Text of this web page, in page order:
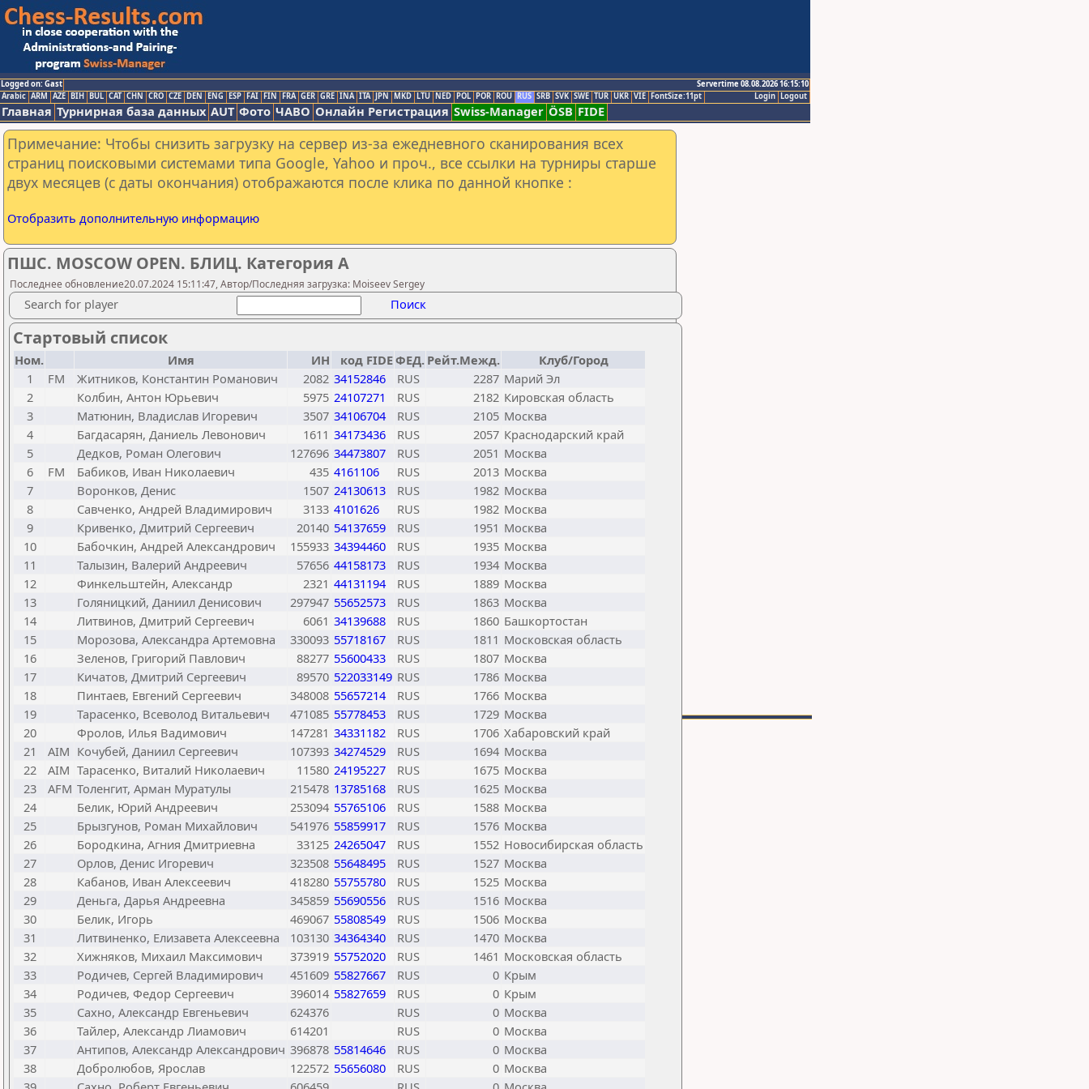
Logged on: Gast
Servertime 08.08.2026 16:15:10
Logout
Login
Arabic ARM AZE BIH BUL CAT CHN CRO CZE DEN ENG ESP FAI FIN FRA GER GRE INA ITA JPN MKD LTU NED POL POR ROU RUS SRB SVK SWE TUR UKR VIE FontSize:11pt
Главная Турнирная база данных AUT Фото ЧАВО Онлайн Регистрация Swiss-Manager ÖSB FIDE
Примечание: Чтобы снизить загрузку на сервер из-за ежедневного сканирования всех
страниц поисковыми системами типа Google, Yahoo и проч., все ссылки на турниры старше
двух месяцев (с даты окончания) отображаются после клика по данной кнопке :
Отобразить дополнительную информацию
ПШС. MOSCOW OPEN. БЛИЦ. Категория А
Последнее обновление20.07.2024 15:11:47, Автор/Последняя загрузка: Moiseev Sergey
Search for player Поиск
Стартовый список
Ном. Имя ИН код FIDEФЕД. Рейт.Межд.
Клуб/Город
1
FM Житников, Константин Романович 2082 34152846 RUS 2287 Марий Эл
2
Колбин, Антон Юрьевич 5975 24107271 RUS 2182 Кировская область
3
Матюнин, Владислав Игоревич 3507 34106704 RUS 2105 Москва
4
Багдасарян, Даниель Левонович 1611 34173436 RUS 2057 Краснодарский край
5
Дедков, Роман Олегович 127696 34473807 RUS 2051 Москва
6
FM Бабиков, Иван Николаевич 435 4161106 RUS 2013 Москва
7
Воронков, Денис 1507 24130613 RUS 1982 Москва
8
Савченко, Андрей Владимирович 3133 4101626 RUS 1982 Москва
9
Кривенко, Дмитрий Сергеевич 20140 54137659 RUS 1951 Москва
10
Бабочкин, Андрей Александрович 155933 34394460 RUS 1935 Москва
11
Талызин, Валерий Андреевич 57656 44158173 RUS 1934 Москва
12
Финкельштейн, Александр 2321 44131194 RUS 1889 Москва
13
Голяницкий, Даниил Денисович 297947 55652573 RUS 1863 Москва
14
Литвинов, Дмитрий Сергеевич 6061 34139688 RUS 1860 Башкортостан
15
Морозова, Александра Артемовна 330093 55718167 RUS 1811 Московская область
16
Зеленов, Григорий Павлович 88277 55600433 RUS 1807 Москва
17
Кичатов, Дмитрий Сергеевич 89570 522033149 RUS 1786 Москва
18
Пинтаев, Евгений Сергеевич 348008 55657214 RUS 1766 Москва
19
Тарасенко, Всеволод Витальевич 471085 55778453 RUS 1729 Москва
20
Фролов, Илья Вадимович 147281 34331182 RUS 1706 Хабаровский край
21
AIM Кочубей, Даниил Сергеевич 107393 34274529 RUS 1694 Москва
22
AIM Тарасенко, Виталий Николаевич 11580 24195227 RUS 1675 Москва
23
AFM Толенгит, Арман Муратулы 215478 13785168 RUS 1625 Москва
24
Белик, Юрий Андреевич 253094 55765106 RUS 1588 Москва
25
Брызгунов, Роман Михайлович 541976 55859917 RUS 1576 Москва
26
Бородкина, Агния Дмитриевна 33125 24265047 RUS 1552 Новосибирская область
27
Орлов, Денис Игоревич 323508 55648495 RUS 1527 Москва
28
Кабанов, Иван Алексеевич 418280 55755780 RUS 1525 Москва
29
Деньга, Дарья Андреевна 345859 55690556 RUS 1516 Москва
30
Белик, Игорь 469067 55808549 RUS 1506 Москва
31
Литвиненко, Елизавета Алексеевна 103130 34364340 RUS 1470 Москва
32
Хижняков, Михаил Максимович 373919 55752020 RUS 1461 Московская область
33
Родичев, Сергей Владимирович 451609 55827667 RUS 0 Крым
34
Родичев, Федор Сергеевич 396014 55827659 RUS 0 Крым
35
Сахно, Александр Евгеньевич 624376 RUS 0 Москва
36
Тайлер, Александр Лиамович 614201 RUS 0 Москва
37
Антипов, Александр Александрович 396878 55814646 RUS 0 Москва
38
Добролюбов, Ярослав 122572 55656080 RUS 0 Москва